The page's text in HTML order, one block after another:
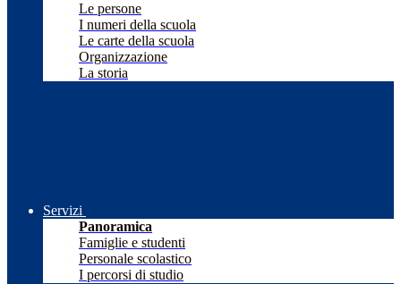
Le persone
I numeri della scuola
Le carte della scuola
Organizzazione
La storia
Servizi
Panoramica
Famiglie e studenti
Personale scolastico
I percorsi di studio